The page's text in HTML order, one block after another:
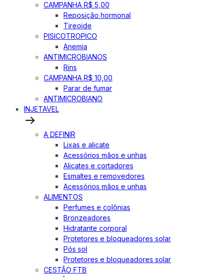
CAMPANHA R$ 5,00
Reposição hormonal
Tireoide
PISICOTROPICO
Anemia
ANTIMICROBIANOS
Rins
CAMPANHA R$ 10,00
Parar de fumar
ANTIMICROBIANO
INJETAVEL
A DEFINIR
Lixas e alicate
Acessórios mãos e unhas
Alicates e cortadores
Esmaltes e removedores
Acessórios mãos e unhas
ALIMENTOS
Perfumes e colônias
Bronzeadores
Hidratante corporal
Protetores e bloqueadores solar
Pós sol
Protetores e bloqueadores solar
CESTÃO FTB